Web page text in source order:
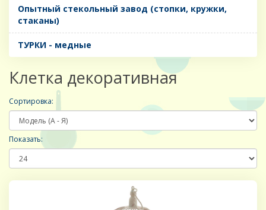
Опытный стекольный завод (стопки, кружки,
стаканы)
ТУРКИ - медные
Клетка декоративная
Сортировка:
Показать: